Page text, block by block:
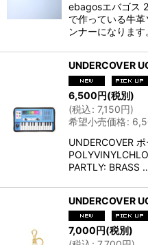
ebagosエバゴス
で作っている牛
ンナーになりま
UNDERCOVER
6,500円(税別)
(税込: 7,150円)
希望小売価格:
UNDERCOVER
PARTLY: BRASS
UNDERCOVER
7,000円(税別)